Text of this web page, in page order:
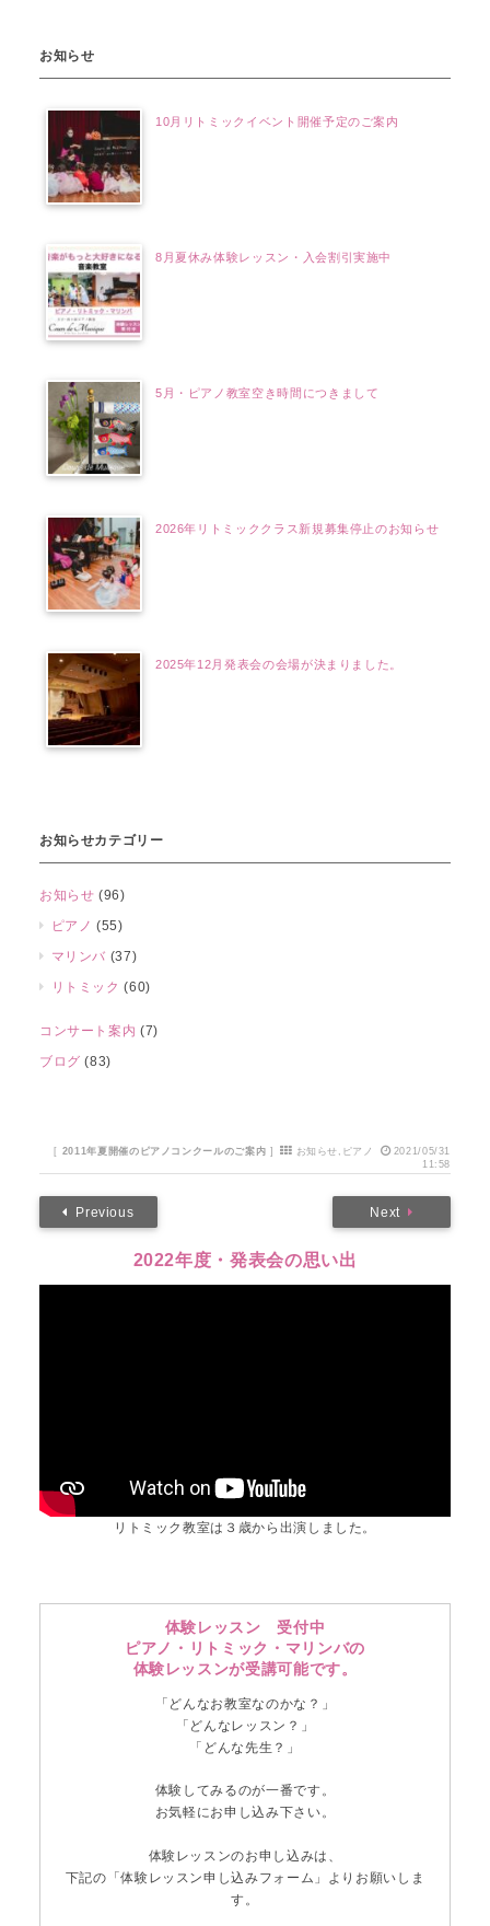
お知らせ
10月リトミックイベント開催予定のご案内
8月夏休み体験レッスン・入会割引実施中
5月・ピアノ教室空き時間につきまして
2026年リトミッククラス新規募集停止のお知らせ
2025年12月発表会の会場が決まりました。
お知らせカテゴリー
お知らせ (96)
ピアノ (55)
マリンバ (37)
リトミック (60)
コンサート案内 (7)
ブログ (83)
[ 2011年夏開催のピアノコンクールのご案内 ] お知らせ , ピアノ
2021/05/31
11:58
Previous Next
2022年度・発表会の思い出
リトミック教室は３歳から出演しました。
体験レッスン 受付中
ピアノ・リトミック・マリンバの
体験レッスンが受講可能です。
「どんなお教室なのかな？」
「どんなレッスン？」
「どんな先生？」
体験してみるのが一番です。
お気軽にお申し込み下さい。
体験レッスンのお申し込みは、
下記の「体験レッスン申し込みフォーム」よりお願いしま
す。